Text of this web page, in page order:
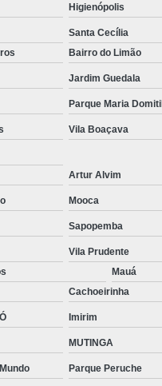
Higienópolis
Santa Cecília
Bairro do Limão
Jardim Guedala
Parque Maria
Vila Boaçava
Artur Alvim
Mooca
Sapopemba
Vila Prudente
Mauá
Cachoeirinha
Imirim
MUTINGA
Parque Peruche